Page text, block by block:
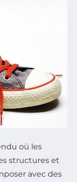
où les
structures et
avec des